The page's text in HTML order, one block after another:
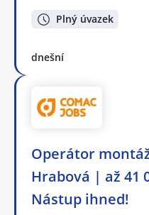
Plný úvazek
dnešní
Operátor
Hrabová | až 41
Nástup ihned!